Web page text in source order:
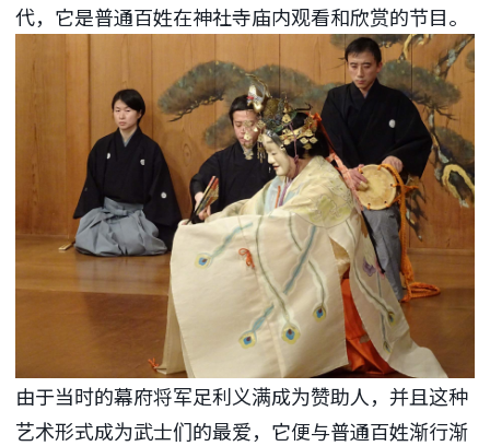
代，它是普通百姓在神社寺庙内观看和欣赏的节目。
由于当时的幕府将军足利义满成为赞助人，并且这种
艺术形式成为武士们的最爱，它便与普通百姓渐行渐